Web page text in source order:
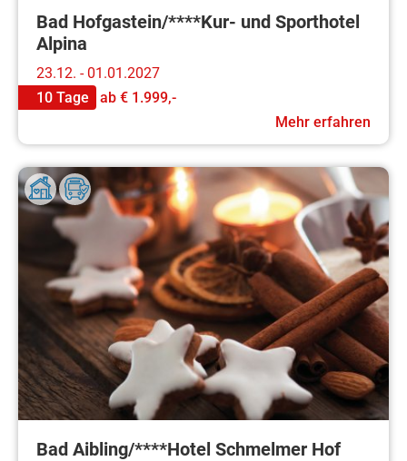
Bad Hofgastein/****Kur- und Sporthotel
Alpina
23.12. - 01.01.2027
10 Tage
ab € 1.999,-
Mehr erfahren
Bad Aibling/****Hotel Schmelmer Hof